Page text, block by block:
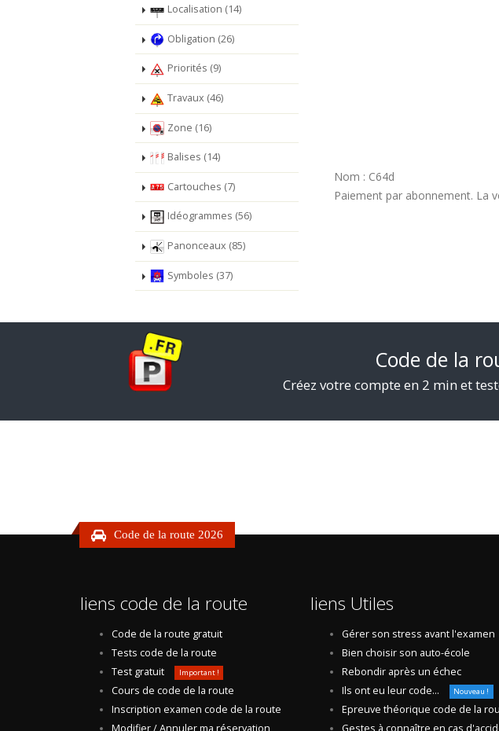
Localisation (14)
Obligation (26)
Priorités (9)
Travaux (46)
Zone (16)
Balises (14)
Cartouches (7)
Idéogrammes (56)
Panonceaux (85)
Symboles (37)
Nom : C64d
Paiement par abonnement. La
Code de la
Créez votre compte en 2 min et
Code de la route 2026
liens code de la route
Code de la route gratuit
Tests code de la route
Test gratuit
Important !
Cours de code de la route
Inscription examen code de la route
liens Utiles
Gérer son stress avant l'examen
Bien choisir son auto-école
Rebondir après un échec
Ils ont eu leur code...
Nouveau !
Epreuve théorique code de la